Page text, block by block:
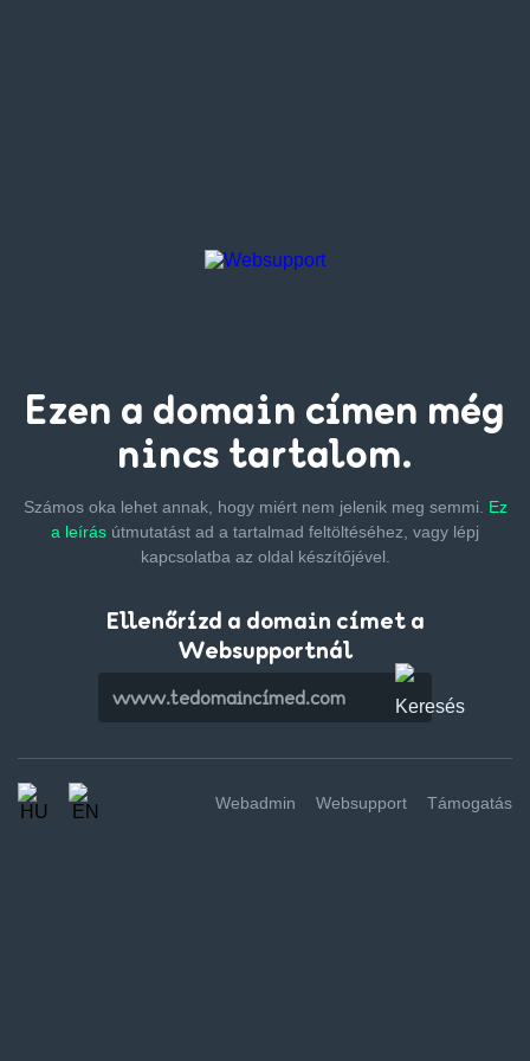
Ezen a domain címen még
nincs tartalom.
Számos oka lehet annak, hogy miért nem jelenik meg semmi. Ez
a leírás útmutatást ad a tartalmad feltöltéséhez, vagy lépj
kapcsolatba az oldal készítőjével.
Ellenőrízd a domain címet a
Websupportnál
Webadmin Websupport Támogatás